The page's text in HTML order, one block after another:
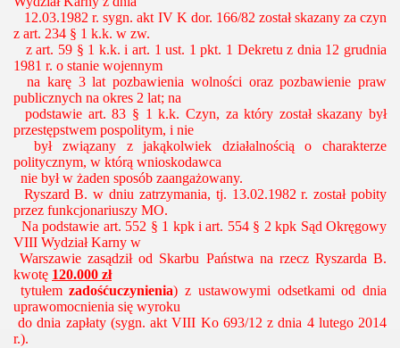
12.03.1982 r. sygn. akt IV K dor. 166/82 został skazany za czyn
z art. 234 § 1 k.k. w zw.
z art. 59 § 1 k.k. i art. 1 ust. 1 pkt. 1 Dekretu z dnia 12 grudnia
1981 r. o stanie wojennym
na karę 3 lat pozbawienia wolności oraz pozbawienie praw
publicznych na okres 2 lat; na
podstawie art. 83 § 1 k.k. Czyn, za który został skazany był
przestępstwem pospolitym, i nie
był związany z jakąkolwiek działalnością o charakterze
politycznym, w którą wnioskodawca
nie był w żaden sposób zaangażowany.
Ryszard B. w dniu zatrzymania, tj. 13.02.1982 r. został pobity
przez funkcjonariuszy MO.
Na podstawie art. 552 § 1 kpk i art. 554 § 2 kpk Sąd Okręgowy
VIII Wydział Karny w
Warszawie zasądził od Skarbu Państwa na rzecz Ryszarda B.
kwotę 120.000 zł
tytułemzadośćuczynienia) z ustawowymi odsetkami od dnia
uprawomocnienia się wyroku
do dnia zapłaty (sygn. akt VIII Ko 693/12 z dnia 4 lutego 2014
r.).